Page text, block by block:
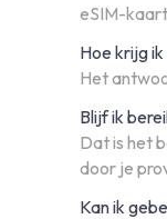
eSIM-
Hoe krijg
Het
Blijf ik
Dat is het
door je
Kan ik